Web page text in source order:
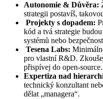
Autonomie & Důvěra:
strategii postavíš,
Projekty s dopadem:
kód a tvá strategie
systémů nebo
Tesena Labs:
pro vlastní R&D.
přispívej do open-source.
Expertiza nad
technický konzultant
dělat „managera“.